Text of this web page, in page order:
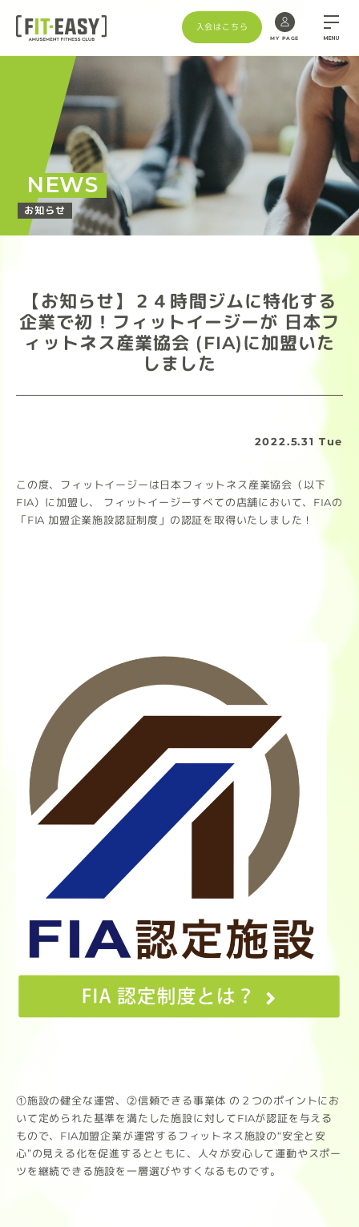
入会はこちら
MY PAGE MENU
NEWS
お知らせ
【お知らせ】２４時間ジムに特化する
企業で初！フィットイージーが 日本フ
ィットネス産業協会 (FIA)に加盟いた
しました
2022.5.31 Tue
この度、フィットイージーは日本フィットネス産業協会（以下
FIA）に加盟し、 フィットイージーすべての店舗において、FIAの
「FIA 加盟企業施設認証制度」の認証を取得いたしました！
①施設の健全な運営、②信頼できる事業体 の２つのポイントにお
いて定められた基準を満たした施設に対してFIAが認証を与える
もので、FIA加盟企業が運営するフィットネス施設の“安全と安
心”の見える化を促進するとともに、人々が安心して運動やスポー
ツを継続できる施設を一層選びやすくなるものです。